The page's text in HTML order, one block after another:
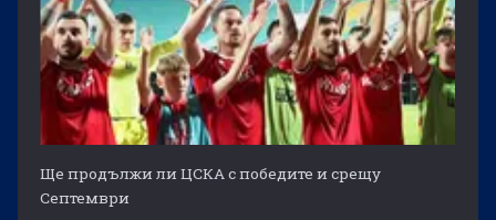
Ще продължи ли ЦСКА с победите и срещу
Септември